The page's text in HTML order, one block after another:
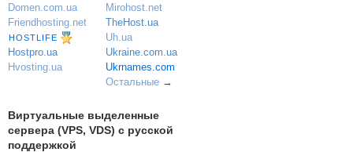
Domen.com.ua
Friendhosting.net
HOSTLIFE
Hostpro.ua
Hvosting.ua
Mirohost.net
TheHost.ua
Uh.ua
Ukraine.com.ua
Ukrnames.com
Остальные→
Виртуальные выделенные
сервера (VPS, VDS) с русской
поддержкой